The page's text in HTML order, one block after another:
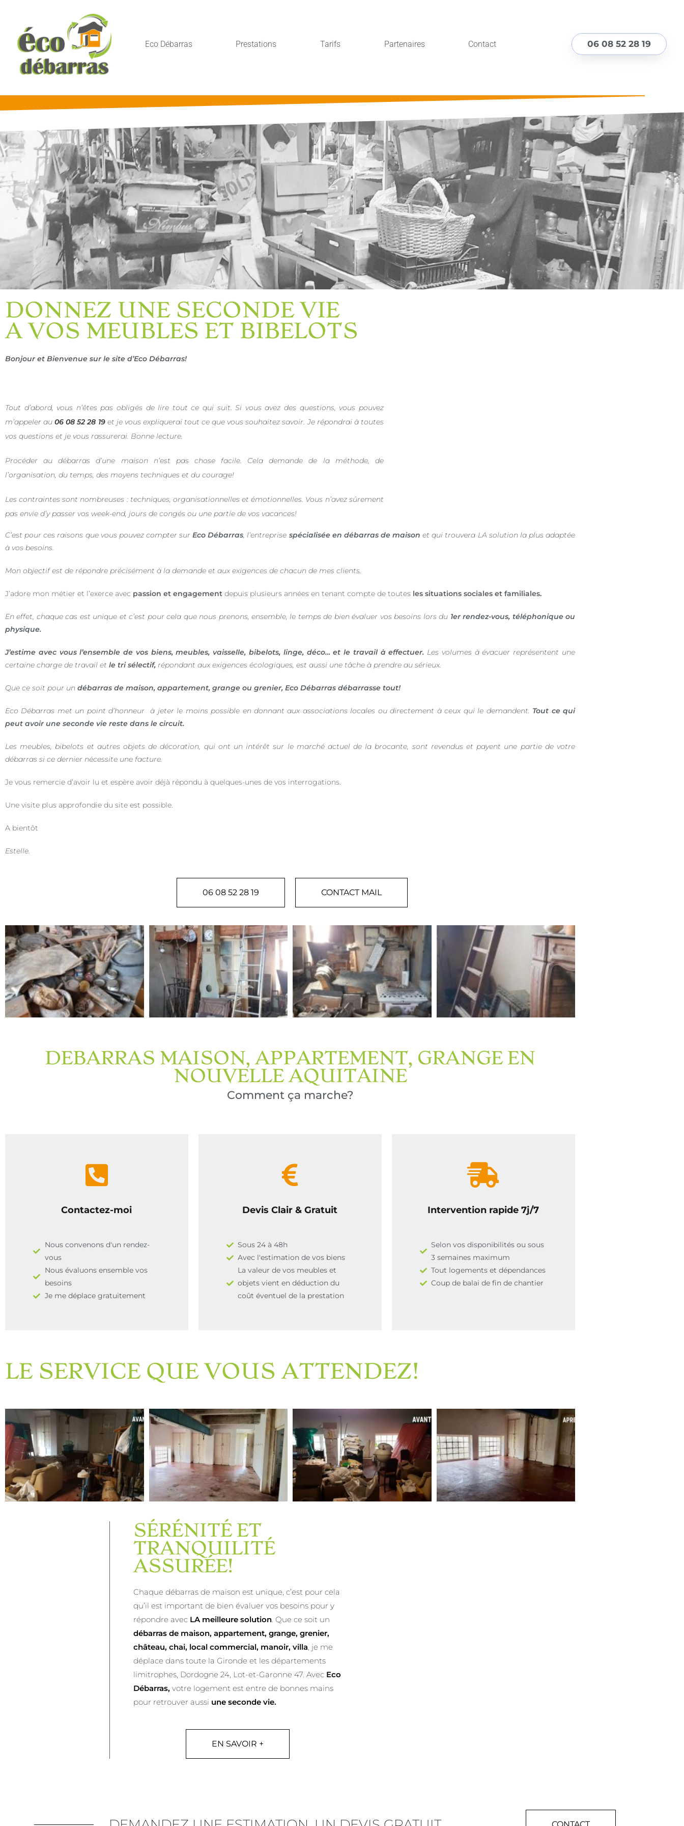
Eco Débarras Prestations Tarifs Partenaires Contact 06 08 52 28 19
DONNEZ UNE SECONDE VIE
A VOS MEUBLES ET BIBELOTS
Bonjour et Bienvenue sur le site d’Eco Débarras!
Tout d’abord, vous n’êtes pas obligés de lire tout ce qui suit. Si vous avez des questions, vous pouvez
m’appeler au 06 08 52 28 19et je vous expliquerai tout ce que vous souhaitez savoir. Je répondrai à toutes
vos questions et je vous rassurerai. Bonne lecture.
Procéder au débarras d’une maison n’est pas chose facile. Cela demande de la méthode, de
l’organisation, du temps, des moyens techniques et du courage!
Les contraintes sont nombreuses : techniques, organisationnelles et émotionnelles. Vous n’avez sûrement
pas envie d’y passer vos week-end, jours de congés ou une partie de vos vacances!
C’est pour ces raisons que vous pouvez compter surEco Débarras, l’entreprise spécialisée en débarras de maison et qui trouvera LA solution la plus adaptée
à vos besoins.
Mon objectif est de répondre précisément à la demande et aux exigences de chacun de mes clients.
J’adore mon métier et l’exerce avec passion et engagement depuis plusieurs années en tenant compte de toutes les situations sociales et familiales.
En effet, chaque cas est unique et c’est pour cela que nous prenons, ensemble, le temps de bien évaluer vos besoins lors du 1er rendez-vous, téléphonique ou
physique.
J’estime avec vous l’ensemble de vos biens, meubles, vaisselle, bibelots, linge, déco… et le travail à effectuer. Les volumes à évacuer représentent une
certaine charge de travail et le tri sélectif, répondant aux exigences écologiques, est aussi une tâche à prendre au sérieux.
Que ce soit pour un débarras de maison, appartement, grange ou grenier, Eco Débarras débarrasse tout!
Eco Débarras met un point d’honneur à jeter le moins possible en donnant aux associations locales ou directement à ceux qui le demandent. Tout ce qui
peut avoir une seconde vie reste dans le circuit.
Les meubles, bibelots et autres objets de décoration, qui ont un intérêt sur le marché actuel de la brocante, sont revendus et payent une partie de votre
débarras si ce dernier nécessite une facture.
Je vous remercie d’avoir lu et espère avoir déjà répondu à quelques-unes de vos interrogations.
Une visite plus approfondie du site est possible.
A bientôt
Estelle.
06 08 52 28 19 CONTACT MAIL
DEBARRAS MAISON, APPARTEMENT, GRANGE EN
NOUVELLE AQUITAINE
Comment ça marche?
Contactez-moi
Nous convenons d'un rendez-
vous
Nous évaluons ensemble vos
besoins
Je me déplace gratuitement
Devis Clair & Gratuit
Sous 24 à 48h
Avec l'estimation de vos biens
La valeur de vos meubles et
objets vient en déduction du
coût éventuel de la prestation
Intervention rapide 7j/7
Selon vos disponibilités ou sous
3 semaines maximum
Tout logements et dépendances
Coup de balai de fin de chantier
LE SERVICE QUE VOUS ATTENDEZ!
SÉRÉNITÉ ET
TRANQUILITÉ
ASSURÉE!
Chaque débarras de maison est unique, c’est pour cela
qu’il est important de bien évaluer vos besoins pour y
répondre avec LA meilleure solution. Que ce soit un
débarras de maison, appartement, grange, grenier,
château, chai, local commercial, manoir, villa, je me
déplace dans toute la Gironde et les départements
limitrophes, Dordogne 24, Lot-et-Garonne 47. Avec Eco
Débarras, votre logement est entre de bonnes mains
pour retrouver aussi une seconde vie.
EN SAVOIR +